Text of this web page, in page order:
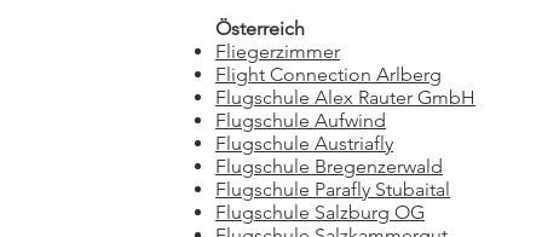
Österreich
Fliegerzimmer
Flight Connection Arlberg
Flugschule Alex Rauter GmbH
Flugschule Aufwind
Flugschule Austriafly
Flugschule Bregenzerwald
Flugschule Parafly Stubaital
Flugschule Salzburg OG